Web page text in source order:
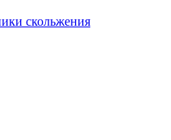
скольжения